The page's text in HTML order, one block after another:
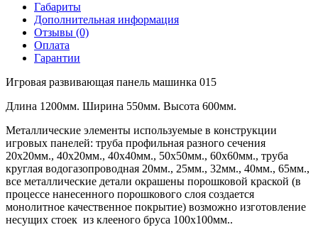
Габариты
Дополнительная информация
Отзывы (0)
Оплата
Гарантии
Игровая развивающая панель машинка 015
Длина 1200мм. Ширина 550мм. Высота 600мм.
Металлические элементы используемые в конструкции
игровых панелей: труба профильная разного сечения
20х20мм., 40х20мм., 40х40мм., 50х50мм., 60х60мм., труба
круглая водогазопроводная 20мм., 25мм., 32мм., 40мм., 65мм.,
все металлические детали окрашены порошковой краской (в
процессе нанесенного порошкового слоя создается
монолитное качественное покрытие) возможно изготовление
несущих стоек из клееного бруса 100х100мм..